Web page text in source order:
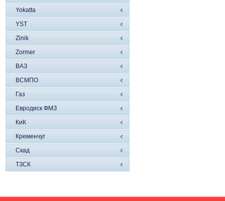
Yokatta
YST
Zinik
Zormer
ВАЗ
ВСМПО
Газ
Евродиск ФМЗ
КиК
Кременчуг
Скад
ТЗСК